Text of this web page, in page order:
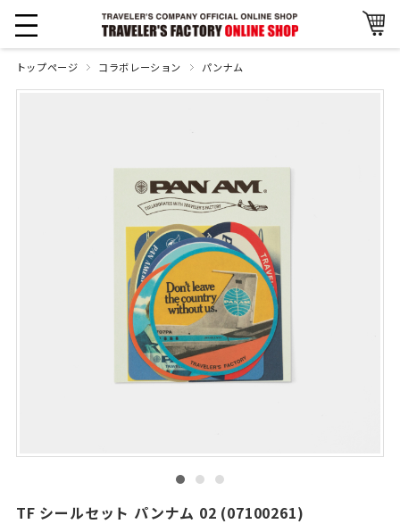
トップページ コラボレーション パンナム
TF シールセット パンナム 02 (07100261)